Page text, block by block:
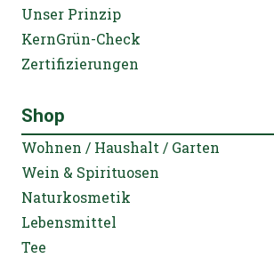
Unser Prinzip
KernGrün-Check
Zertifizierungen
Shop
Wohnen / Haushalt / Garten
Wein & Spirituosen
Naturkosmetik
Lebensmittel
Tee